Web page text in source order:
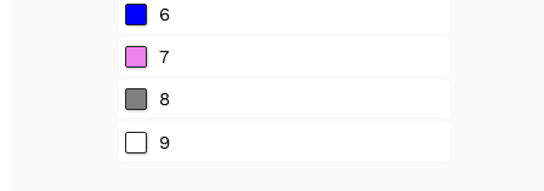
6
7
8
9